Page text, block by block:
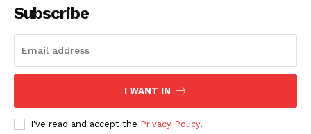
Subscribe
I WANT IN
I've read and accept the Privacy Policy.